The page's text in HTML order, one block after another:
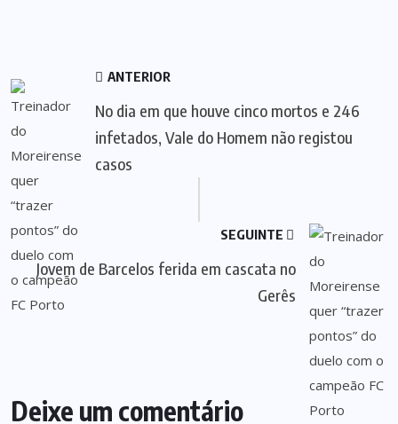
ANTERIOR
No dia em que houve cinco mortos e 246
infetados, Vale do Homem não registou
casos
SEGUINTE
Jovem de Barcelos ferida em cascata no
Gerês
Deixe um comentário